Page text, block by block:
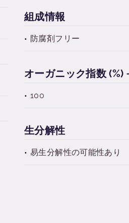
組成情報
防腐剤フリー
オーガニック指数 (%)
100
生分解性
易生分解性の可能性あり